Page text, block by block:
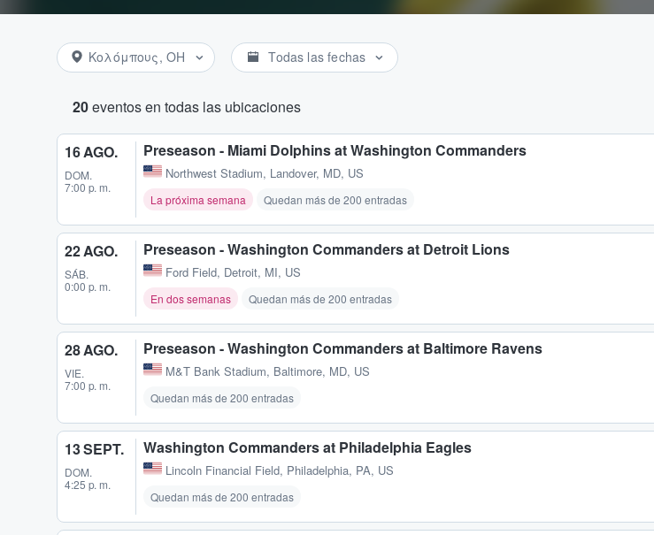
Κολόμπους, OH Todas las fechas
20eventos en todas las ubicaciones
16 AGO.
DOM.
7:00 p. m.
Preseason - Miami Dolphins at Washington Commanders
Northwest Stadium, Landover, MD, US
La próxima semana Quedan más de 200 entradas
22 AGO.
SÁB.
0:00 p. m.
Preseason - Washington Commanders at Detroit Lions
Ford Field, Detroit, MI, US
En dos semanas Quedan más de 200 entradas
28 AGO.
VIE.
7:00 p. m.
Preseason - Washington Commanders at Baltimore Ravens
M&T Bank Stadium, Baltimore, MD, US
Quedan más de 200 entradas
13 SEPT.
DOM.
4:25 p. m.
Washington Commanders at Philadelphia Eagles
Lincoln Financial Field, Philadelphia, PA, US
Quedan más de 200 entradas